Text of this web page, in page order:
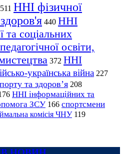
511 ННІ фізичної
440 ННІ
та соціальних
освіти,
372 ННІ
українська війна 227
та здоров’я 208
ННІ інформаційних та
ЗСУ 166 спортсмени
комісія ЧНУ 119